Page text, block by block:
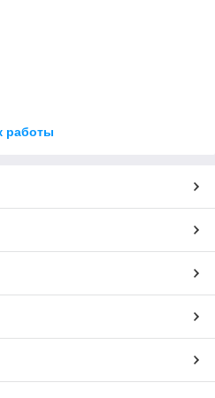
работы